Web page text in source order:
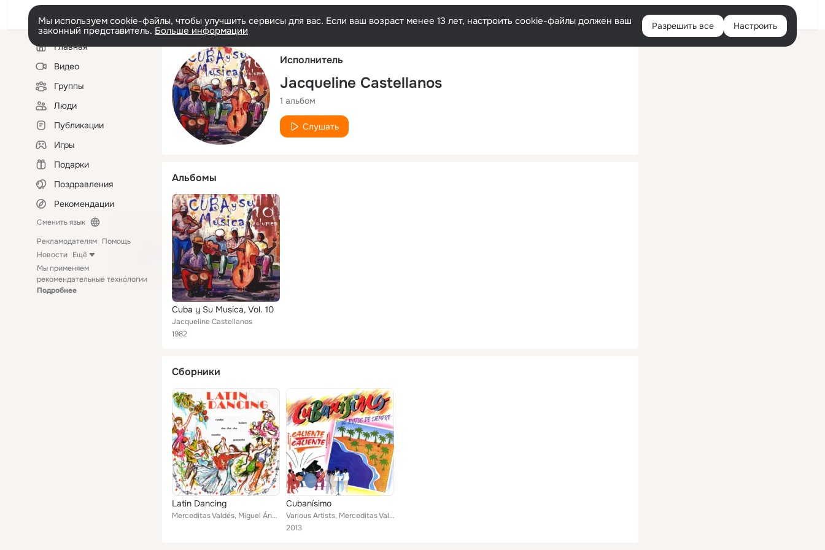
Русский Войти
Мы используем cookie-файлы, чтобы улучшить сервисы для вас. Если ваш возраст менее 13 лет, настроить cookie-файлы должен ваш
законный представитель. Больше информации Разрешить все Настроить
Левая
колонкаГлавная
Видео
Группы
Люди
Публикации
Игры
Подарки
Поздравления
Рекомендации
Сменить язык
Рекламодателям Помощь
Новости Ещё
Мы применяем
рекомендательные технологии
Подробнее
Исполнитель
Jacqueline Castellanos
1 альбом
Слушать
Альбомы
Cuba y Su Musica, Vol. 10
Jacqueline Castellanos
1982
Сборники
Latin Dancing
Merceditas Valdés, Miguel Ángel Céspedes, Jacqueline Castellanos, Guillermo Barreto, María Felicia Pérez, Choeur Exaudi de Cuba,...
Cubanísimo
Various Artists, Merceditas Valdés, Miguel Ángel Céspedes, Jacqueline Castellanos, Guillermo Barreto, María Felicia Pérez, Choeu...
2013